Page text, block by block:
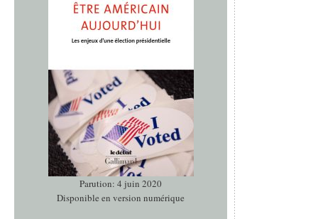
Parution: 4 juin 2020
Disponible en version numérique